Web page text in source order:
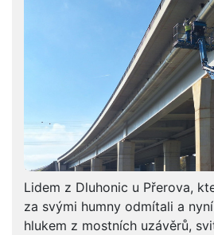
Lidem z Dluhonic u Přerova,
za svými humny odmítali a
hlukem z mostních uzávěrů,